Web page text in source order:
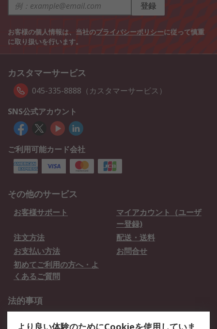
登録
お客様の個人情報は、当社のプライバシーポリシーに従って慎重
に取り扱いを行います。
カスタマーサービス
045-335-8888（カスタマーサービス）
SNS公式アカウント
ご利用可能カード会社
その他のサービス
お客様サポート
マイアカウント（ユーザ
ー登録)
注文方法
配送・送料
お支払い方法
お問合せ
初めてご利用の方へ・よ
くあるご質問
法的事項
より良い体験のためにCookieを使用していま